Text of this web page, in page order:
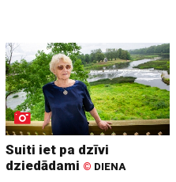
Suiti iet pa dzīvi
dziedādami © DIENA